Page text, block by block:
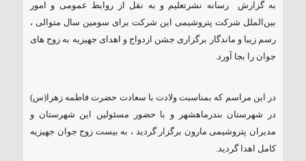
به گزارش رسانه نشرتعلیم و به نقل از روابط عمومی و امور
بین‌الملل شرکت پتروشیمی این شرکت برای سومین سال متوالی ،
رسم زیبا و ماندگار برگزاری جشن ازدواج و اهدای جهیزیه به زوج های
جوان را بجا آورد.
در این مراسم که بمناسبت ولادت با سعادت حضرت فاطمه زهرا(س)
در شهرستان بندرماهشهر و با حضور مسئولین این شهرستان و
مدیران پتروشیمی مارون برگزار گردید ، به بیست زوج جوان جهیزیه
کامل اهدا گردید.